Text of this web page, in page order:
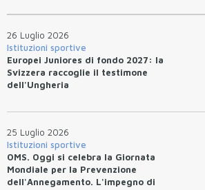
26 Luglio 2026
Istituzioni sportive
Europei Juniores di fondo 2027: la
Svizzera raccoglie il testimone
dell'Ungheria
25 Luglio 2026
Istituzioni sportive
OMS. Oggi si celebra la Giornata
Mondiale per la Prevenzione
dell'Annegamento. L'impegno di